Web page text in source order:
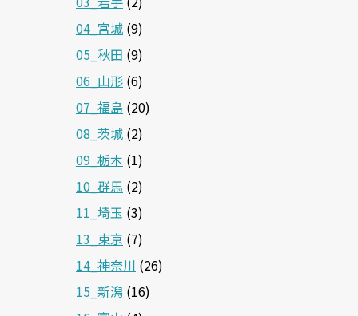
04_宮城 (9)
05_秋田 (9)
06_山形 (6)
07_福島 (20)
08_茨城 (2)
09_栃木 (1)
10_群馬 (2)
11_埼玉 (3)
13_東京 (7)
14_神奈川 (26)
15_新潟 (16)